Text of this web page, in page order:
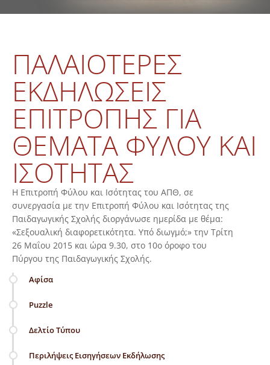
ΠΑΛΑΙΌΤΕΡΕΣ
ΕΚΔΗΛΏΣΕΙΣ
ΕΠΙΤΡΟΠΉΣ ΓΙΑ
ΘΈΜΑΤΑ ΦΎΛΟΥ ΚΑΙ
ΙΣΌΤΗΤΑΣ
Η Επιτροπή Φύλου και Ισότητας του ΑΠΘ, σε
συνεργασία με την Επιτροπή Φύλου και Ισότητας της
Παιδαγωγικής Σχολής διοργάνωσε ημερίδα με θέμα:
«Σεξουαλική διαφορετικότητα. Υπό διωγμό;» την Τρίτη
26 Μαΐου 2015 και ώρα 9.30, στο 10ο όροφο του
Πύργου της Παιδαγωγικής Σχολής.
Αφίσα
Puzzle
Δελτίο Τύπου
Περιλήψεις Εισηγήσεων Εκδήλωσης